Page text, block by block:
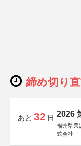
締め切り
あと 32 日 2026
福井県美
式会社